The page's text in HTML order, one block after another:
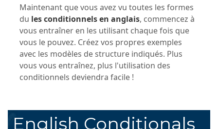
Maintenant que vous avez vu toutes les formes
du les conditionnels en anglais, commencez à
vous entraîner en les utilisant chaque fois que
vous le pouvez. Créez vos propres exemples
avec les modèles de structure indiqués. Plus
vous vous entraînez, plus l'utilisation des
conditionnels deviendra facile !